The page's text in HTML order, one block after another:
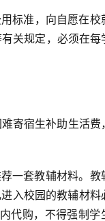
标准，向自愿在校
关规定，必须在每
寄宿生补助生活费
一套教辅材料。教
入校园的教辅材料
代购，不得强制学